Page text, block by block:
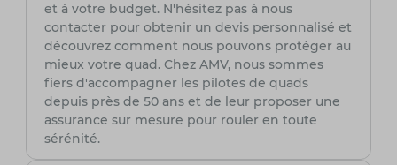
et à votre budget. N'hésitez pas à nous
contacter pour obtenir un devis personnalisé et
découvrez comment nous pouvons protéger au
mieux votre quad. Chez AMV, nous sommes
fiers d'accompagner les pilotes de quads
depuis près de 50 ans et de leur proposer une
assurance sur mesure pour rouler en toute
sérénité.